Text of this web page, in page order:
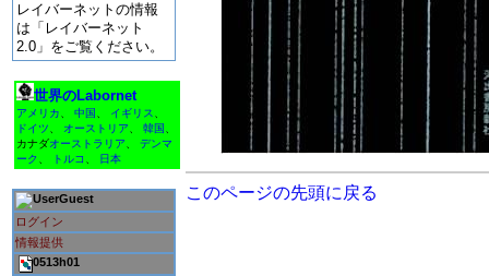
レイバーネットの情報
は「レイバーネット
2.0」をご覧ください。
世界のLabornet
アメリカ 中国 イギリス
ドイツ
オーストリア 韓国
カナダオーストラリア
デンマ
ーク
トルコ 日本
Guest
ログイン
情報提供
0513h01
このページの先頭に戻る